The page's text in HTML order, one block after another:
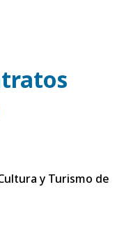
y Turismo de